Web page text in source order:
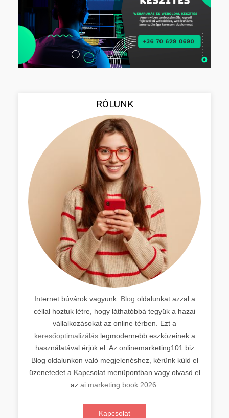
RÓLUNK
Internet búvárok vagyunk. Blog oldalunkat azzal a
céllal hoztuk létre, hogy láthatóbbá tegyük a hazai
vállalkozásokat az online térben. Ezt a
keresőoptimalizáláslegmodernebb eszközeinek a
használatával érjük el. Az onlinemarketing101.biz
Blog oldalunkon való megjelenéshez, kérünk küld el
üzenetedet a Kapcsolat menüpontban vagy olvasd el
az ai marketing book 2026
Kapcsolat